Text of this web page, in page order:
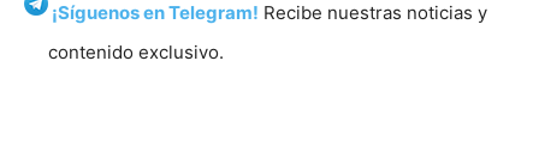
¡Síguenos en Telegram! Recibe nuestras noticias y
contenido exclusivo.